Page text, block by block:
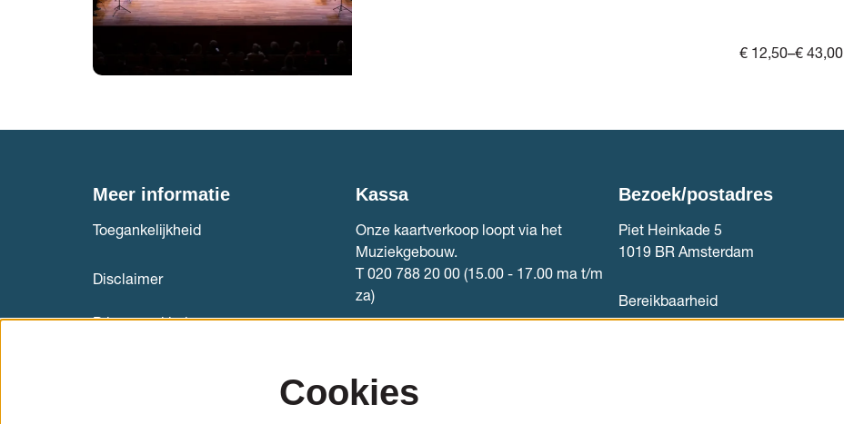
€ 12,50–€ 43,00
Meer informatie
Toegankelijkheid
Disclaimer
Privacyverklaring
Kassa
Onze kaartverkoop loopt via het
Muziekgebouw.
T 020 788 20 00 (15.00 - 17.00 ma t/m
za)
Bezoek/postadres
Piet Heinkade 5
1019 BR Amsterdam
Bereikbaarheid
Cookies